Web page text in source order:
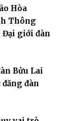
Hòa
Thông
Đại giới đàn
Bửu Lai
đăng đàn